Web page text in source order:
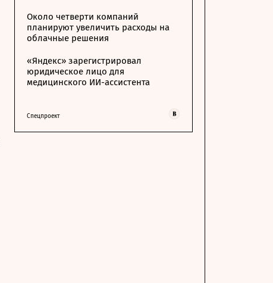
Около четверти компаний
планируют увеличить расходы на
облачные решения
«Яндекс» зарегистрировал
юридическое лицо для
медицинского ИИ-ассистента
Спецпроект